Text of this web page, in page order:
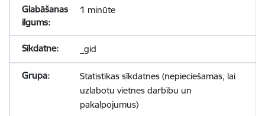
1 minūte
_gid
Statistikas sīkdatnes (nepieciešamas, lai
uzlabotu vietnes darbību un
pakalpojumus)